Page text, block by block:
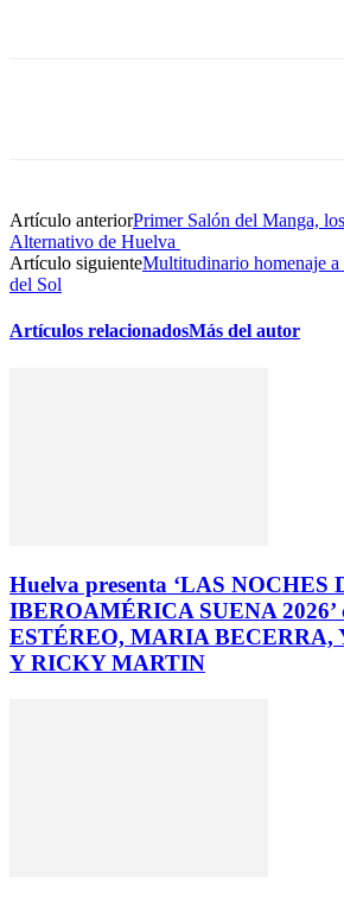
Artículo anteriorPrimer Salón del Manga,
Alternativo de Huelva
Artículo siguienteMultitudinario homenaje a
del Sol
Artículos relacionadosMás del autor
Huelva presenta ‘LAS NOCHES
IBEROAMÉRICA SUENA
ESTÉREO, MARIA BECERRA,
Y RICKY MARTIN